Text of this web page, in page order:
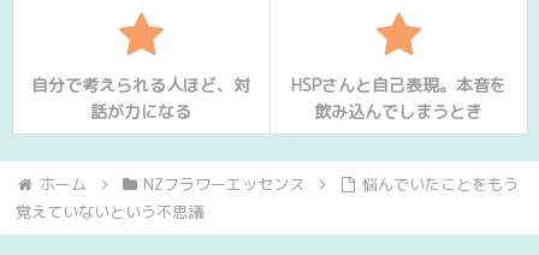
自分で考えられる人ほど、対
話が力になる
HSPさんと自己表現。本音を
飲み込んでしまうとき
ホーム NZフラワーエッセンス
悩んでいたことをもう
覚えていないという不思議